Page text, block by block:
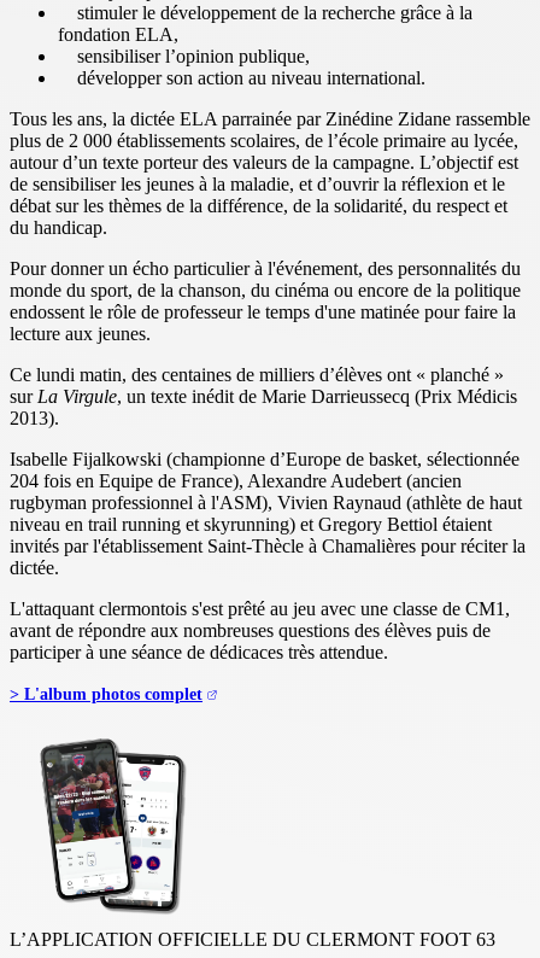
stimuler le développement de la recherche grâce à la
fondation ELA,
sensibiliser l’opinion publique,
développer son action au niveau international.
Tous les ans, la dictée ELA parrainée par Zinédine Zidane rassemble
plus de 2 000 établissements scolaires, de l’école primaire au lycée,
autour d’un texte porteur des valeurs de la campagne. L’objectif est
de sensibiliser les jeunes à la maladie, et d’ouvrir la réflexion et le
débat sur les thèmes de la différence, de la solidarité, du respect et
du handicap.
Pour donner un écho particulier à l'événement, des personnalités du
monde du sport, de la chanson, du cinéma ou encore de la politique
endossent le rôle de professeur le temps d'une matinée pour faire la
lecture aux jeunes.
Ce lundi matin, des centaines de milliers d’élèves ont « planché »
sur La Virgule, un texte inédit de Marie Darrieussecq (Prix Médicis
2013).
Isabelle Fijalkowski (championne d’Europe de basket, sélectionnée
204 fois en Equipe de France), Alexandre Audebert (ancien
rugbyman professionnel à l'ASM), Vivien Raynaud (athlète de haut
niveau en trail running et skyrunning) et Gregory Bettiol étaient
invités par l'établissement Saint-Thècle à Chamalières pour réciter la
dictée.
L'attaquant clermontois s'est prêté au jeu avec une classe de CM1,
avant de répondre aux nombreuses questions des élèves puis de
participer à une séance de dédicaces très attendue.
> L'album photos complet
L’APPLICATION OFFICIELLE DU CLERMONT FOOT 63